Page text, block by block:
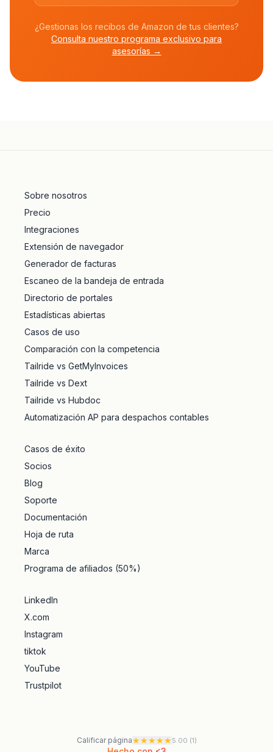
¿Gestionas los recibos de Amazon de tus clientes?
Consulta nuestro programa exclusivo para
asesorías →
Sobre nosotros
Precio
Integraciones
Extensión de navegador
Generador de facturas
Escaneo de la bandeja de entrada
Directorio de portales
Estadísticas abiertas
Casos de uso
Comparación con la competencia
Tailride vs GetMyInvoices
Tailride vs Dext
Tailride vs Hubdoc
Automatización AP para despachos contables
Casos de éxito
Socios
Blog
Soporte
Documentación
Hoja de ruta
Marca
Programa de afiliados (50%)
LinkedIn
X.com
Instagram
tiktok
YouTube
Trustpilot
Calificar página★★★★★ 5.00 (1)